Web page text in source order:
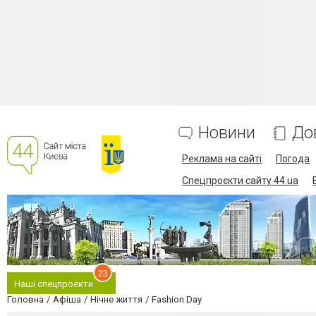
Новини
Реклама на сайті
Погода
Спецпроєкти сайту 44.ua
Наші спецпроєкти
23
Головна Афіша Нічне життя Fashion Day